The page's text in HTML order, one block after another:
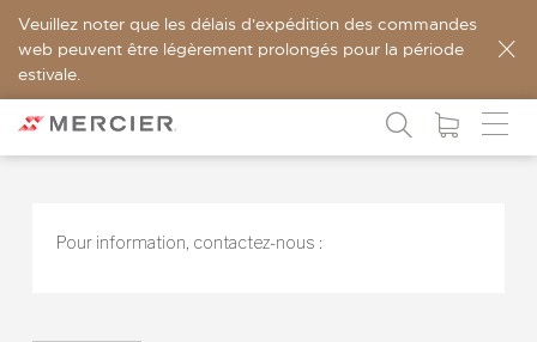
Veuillez noter que les délais d'expédition des commandes
web peuvent être légèrement prolongés pour la période
estivale.
Pour information, contactez-nous :